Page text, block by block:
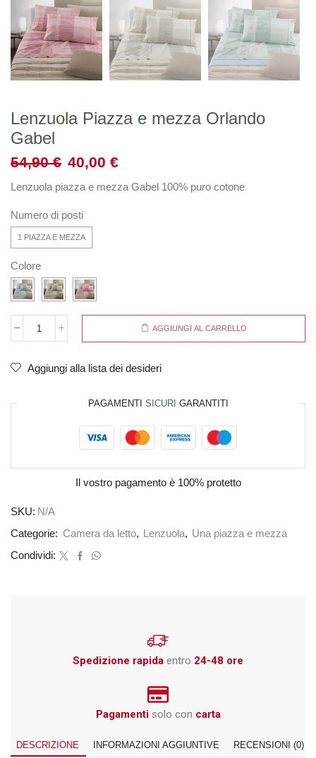
Lenzuola Piazza e mezza Orlando
Gabel
54,90€ 40,00 €
Lenzuola piazza e mezza Gabel 100% puro cotone
Numero di posti
1 PIAZZA E MEZZA
Colore
AGGIUNGI AL CARRELLO
Aggiungi alla lista dei desideri
PAGAMENTI SICURI GARANTITI
Il vostro pagamento è 100% protetto
SKU: N/A
Categorie: Camera da letto, Lenzuola, Una piazza e mezza
Condividi:
Spedizione rapida entro 24-48 ore
Pagamentisolo con carta
DESCRIZIONE INFORMAZIONI AGGIUNTIVE RECENSIONI (0)